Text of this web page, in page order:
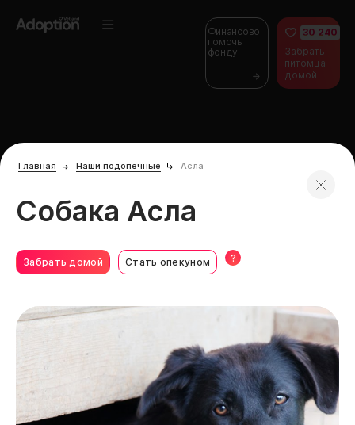
Финансово
помочь
фонду
30 240
Забрать
питомца
домой
Главная Наши подопечные Асла
Собака Асла
Забрать домой Стать опекуном ?